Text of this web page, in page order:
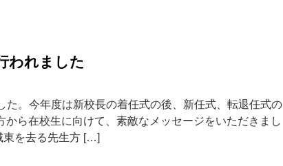
われました
た。今年度は新校長の着任式の後、新任式、転退任式の
ら在校生に向けて、素敵なメッセージをいただきまし
東を去る先生方 […]